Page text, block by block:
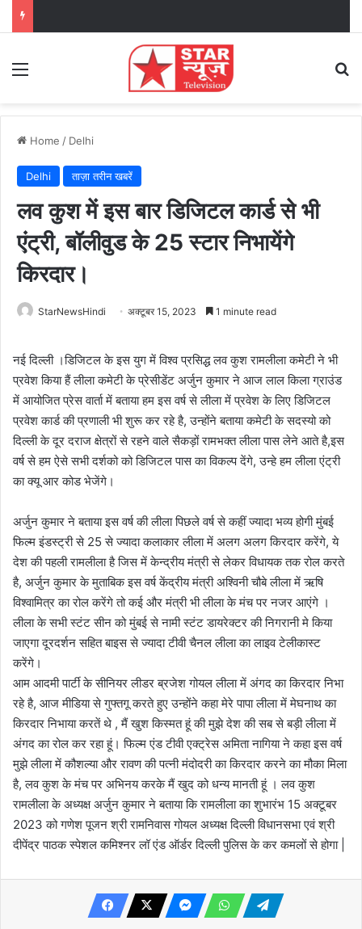
Menu
Home / Delhi
Delhi ताज़ा तरीन खबरें
लव कुश में इस बार डिजिटल कार्ड से भी
एंट्री, बॉलीवुड के 25 स्टार निभायेंगे
किरदार।
StarNewsHindi अक्टूबर 15, 2023 1 minute read
नई दिल्ली ।डिजिटल के इस युग में विश्व प्रसिद्ध लव कुश रामलीला कमेटी ने भी
प्रवेश किया हैं लीला कमेटी के प्रेसीडेंट अर्जुन कुमार ने आज लाल किला ग्राउंड
में आयोजित प्रेस वार्ता में बताया हम इस वर्ष से लीला में प्रवेश के लिए डिजिटल
प्रवेश कार्ड की प्रणाली भी शुरू कर रहे है, उन्होंने बताया कमेटी के सदस्यो को
दिल्ली के दूर दराज क्षेत्रों से रहने वाले सैकड़ों रामभक्त लीला पास लेने आते है,इस
वर्ष से हम ऐसे सभी दर्शको को डिजिटल पास का विकल्प देंगे, उन्हे हम लीला एंट्री
का क्यू आर कोड भेजेंगे।
अर्जुन कुमार ने बताया इस वर्ष की लीला पिछले वर्ष से कहीं ज्यादा भव्य होगी मुंबई
फिल्म इंडस्ट्री से 25 से ज्यादा कलाकार लीला में अलग अलग किरदार करेंगे, ये
देश की पहली रामलीला है जिस में केन्द्रीय मंत्री से लेकर विधायक तक रोल करते
है, अर्जुन कुमार के मुताबिक इस वर्ष केंद्रीय मंत्री अश्विनी चौबे लीला में ऋषि
विश्वामित्र का रोल करेंगे तो कई और मंत्री भी लीला के मंच पर नजर आएंगे ।
लीला के सभी स्टंट सीन को मुंबई से नामी स्टंट डायरेक्टर की निगरानी मे किया
जाएगा दूरदर्शन सहित बाइस से ज्यादा टीवी चैनल लीला का लाइव टेलीकास्ट
करेंगे।
आम आदमी पार्टी के सीनियर लीडर ब्रजेश गोयल लीला में अंगद का किरदार निभा
रहे है, आज मीडिया से गुफ्तगू करते हुए उन्होंने कहा मेरे पापा लीला में मेघनाथ का
किरदार निभाया करतें थे , मैं खुश किस्मत हूं की मुझे देश की सब से बड़ी लीला में
अंगद का रोल कर रहा हूं। फिल्म एंड टीवी एक्ट्रेस अमिता नागिया ने कहा इस वर्ष
मुझे लीला में कौशल्या और रावण की पत्नी मंदोदरी का किरदार करने का मौका मिला
है, लव कुश के मंच पर अभिनय करके मैं खुद को धन्य मानती हूं । लव कुश
रामलीला के अध्यक्ष अर्जुन कुमार ने बताया कि रामलीला का शुभारंभ 15 अक्टूबर
2023 को गणेश पूजन श्री रामनिवास गोयल अध्यक्ष दिल्ली विधानसभा एवं श्री
दीपेंद्र पाठक स्पेशल कमिश्नर लॉ एंड ऑर्डर दिल्ली पुलिस के कर कमलों से होगा |